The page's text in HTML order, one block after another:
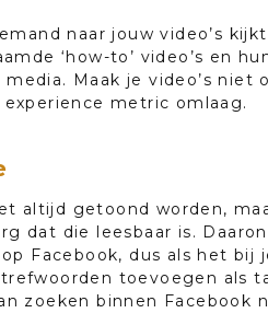
naar jouw video’s
‘how-to’ video’s en
Maak je video’s
metric omlaag.
altijd getoond worden,
dat die leesbaar is.
Facebook, dus als het bij
toevoegen als
zoeken binnen Facebook